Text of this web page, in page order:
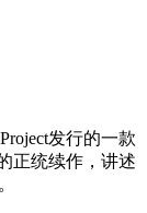
发行的一款
正统续作，讲述